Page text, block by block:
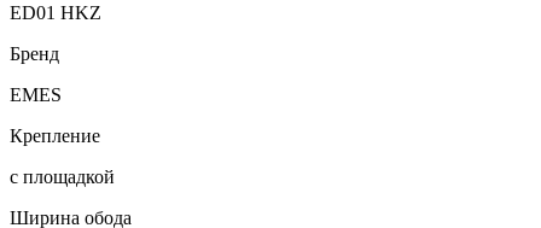
ED01 HKZ
Бренд
EMES
Крепление
с площадкой
Ширина обода